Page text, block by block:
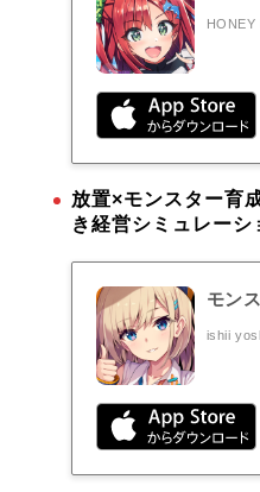
HONEY
放置×モンスター育
き経営シミュレーシ
モン
ishii